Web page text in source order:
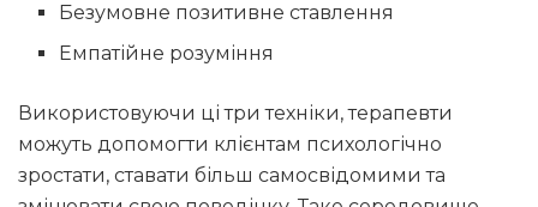
Безумовне позитивне ставлення
Емпатійне розуміння
Використовуючи ці три техніки, терапевти
можуть допомогти клієнтам психологічно
зростати, ставати більш самосвідомими та